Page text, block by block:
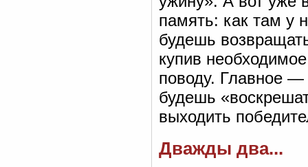
память: как там у
будешь
купив
поводу. Главное —
будешь
выходить
Дважды два...